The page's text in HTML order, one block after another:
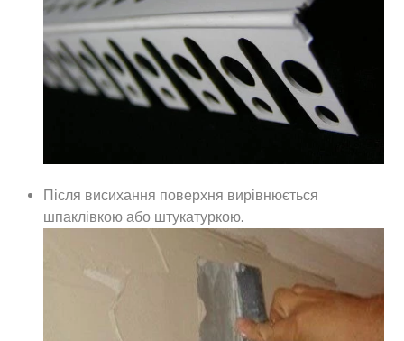
Після висихання поверхня вирівнюється
шпаклівкою або штукатуркою.